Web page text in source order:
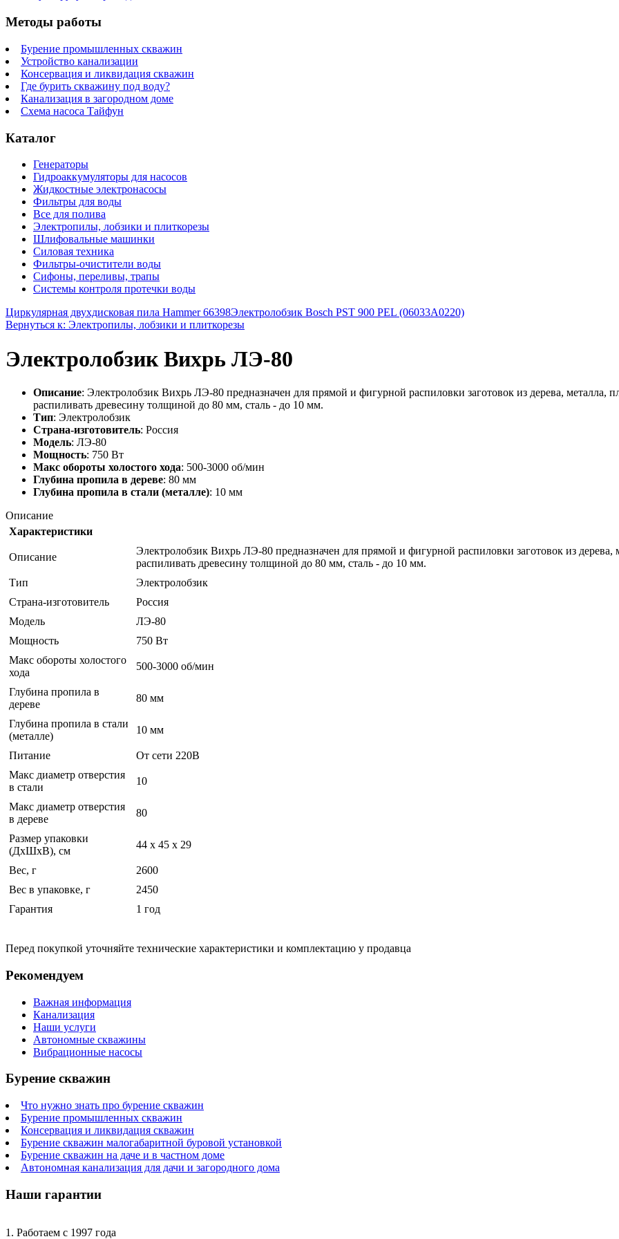
Методы работы
Бурение промышленных скважин
Устройство канализации
Консервация и ликвидация скважин
Где бурить скважину под воду?
Канализация в загородном доме
Схема насоса Тайфун
Каталог
Генераторы
Гидроаккумуляторы для насосов
Жидкостные электронасосы
Фильтры для воды
Все для полива
Электропилы, лобзики и плиткорезы
Шлифовальные машинки
Силовая техника
Фильтры-очистители воды
Сифоны, переливы, трапы
Системы контроля протечки воды
Циркулярная двухдисковая пила Hammer 66398Электролобзик Bosch PST 900 PEL (06033A0220)
Вернуться к: Электропилы, лобзики и плиткорезы
Электролобзик Вихрь ЛЭ-80
Описание: Электролобзик Вихрь ЛЭ-80 предназначен для прямой и фигурной распиловки заготовок из дерева, металла,
распиливать древесину толщиной до 80 мм, сталь - до 10 мм.
Тип: Электролобзик
Страна-изготовитель: Россия
Модель: ЛЭ-80
Мощность: 750 Вт
Макс обороты холостого хода: 500-3000 об/мин
Глубина пропила в дереве: 80 мм
Глубина пропила в стали (металле): 10 мм
Описание
Характеристики
Описание
Электролобзик Вихрь ЛЭ-80 предназначен для прямой и фигурной распиловки заготовок из
распиливать древесину толщиной до 80 мм, сталь - до 10 мм.
Тип
Электролобзик
Страна-изготовитель
Россия
Модель
ЛЭ-80
Мощность
750 Вт
Макс обороты холостого
хода
500-3000 об/мин
Глубина пропила в
дереве
80 мм
Глубина пропила в стали
(металле)
10 мм
Питание
От сети 220В
Макс диаметр отверстия
в стали
10
Макс диаметр отверстия
в дереве
80
Размер упаковки
(ДхШхВ), см
44 x 45 x 29
Вес, г
2600
Вес в упаковке, г
2450
Гарантия
1 год
Перед покупкой уточняйте технические характеристики и комплектацию у продавца
Рекомендуем
Важная информация
Канализация
Наши услуги
Автономные скважины
Вибрационные насосы
Бурение скважин
Что нужно знать про бурение скважин
Бурение промышленных скважин
Консервация и ликвидация скважин
Бурение скважин малогабаритной буровой установкой
Бурение скважин на даче и в частном доме
Автономная канализация для дачи и загородного дома
Наши гарантии
1. Работаем с 1997 года